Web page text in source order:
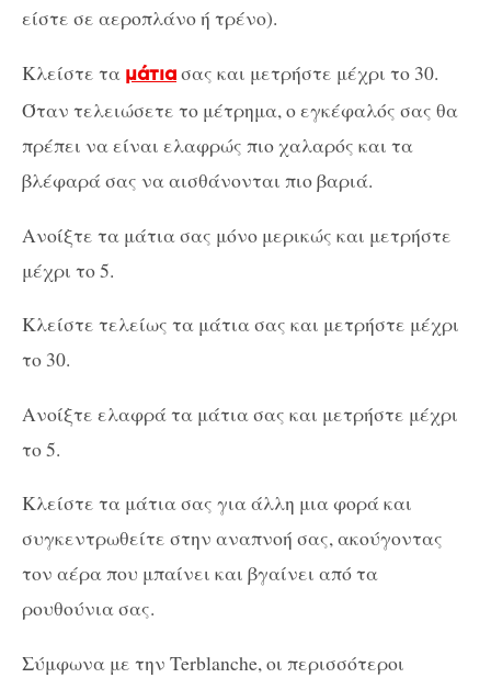
είστε σε αεροπλάνο ή τρένο).
Κλείστε τα μάτιασας και μετρήστε μέχρι το 30.
Όταν τελειώσετε το μέτρημα, ο εγκέφαλός σας θα
πρέπει να είναι ελαφρώς πιο χαλαρός και τα
βλέφαρά σας να αισθάνονται πιο βαριά.
Ανοίξτε τα μάτια σας μόνο μερικώς και μετρήστε
μέχρι το 5.
Κλείστε τελείως τα μάτια σας και μετρήστε μέχρι
το 30.
Ανοίξτε ελαφρά τα μάτια σας και μετρήστε μέχρι
το 5.
Κλείστε τα μάτια σας για άλλη μια φορά και
συγκεντρωθείτε στην αναπνοή σας, ακούγοντας
τον αέρα που μπαίνει και βγαίνει από τα
ρουθούνια σας.
Σύμφωνα με την Terblanche, οι περισσότεροι